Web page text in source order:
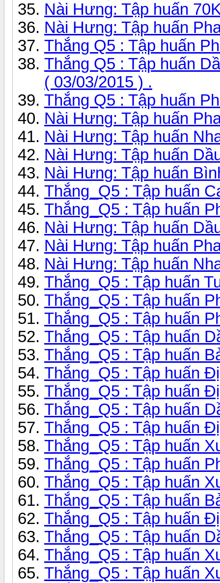
Nài Hưng: Tập huấn
Nài Hưng: Tập huấn
Thắng Q5 : Tập huấn
Thắng Q5 : Tập huấn
( 03/03/2015 ) .
Thắng Q5 : Tập huấn
Nài Hưng: Tập huấn
Nài Hưng: Tập huấn
Nài Hưng: Tập huấn
Nài Hưng: Tập huấn
Thắng_Q5 : Tập huấn
Thắng_Q5 : Tập huấn
Nài Hưng: Tập huấn
Nài Hưng: Tập huấn
Nài Hưng: Tập huấn
Thắng_Q5 : Tập huấn
Thắng_Q5 : Tập huấn
Thắng_Q5 : Tập huấn
Thắng_Q5 : Tập huấn
Thắng_Q5 : Tập huấn
Thắng_Q5 : Tập huấn
Thắng_Q5 : Tập huấn
Thắng_Q5 : Tập huấn
Thắng_Q5 : Tập huấn
Thắng_Q5 : Tập huấn
Thắng_Q5 : Tập huấn
Thắng_Q5 : Tập huấn
Thắng_Q5 : Tập huấn
Thắng_Q5 : Tập huấn
Thắng_Q5 : Tập huấn
Thắng_Q5 : Tập huấn
Thắng_Q5 : Tập huấn